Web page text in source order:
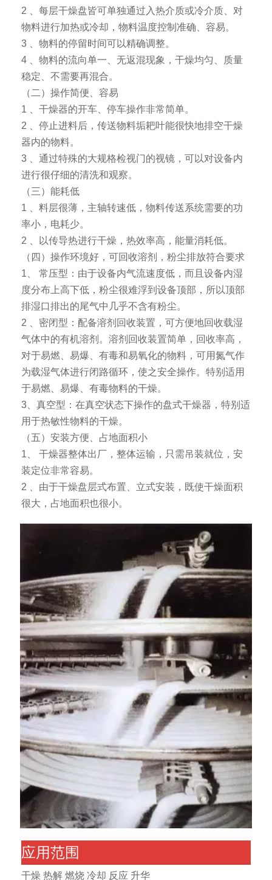
2 、每层干燥盘皆可单独通过入热介质或冷介质、对
物料进行加热或冷却，物料温度控制准确、容易。
3 、物料的停留时间可以精确调整。
4 、物料的流向单一、无返混现象，干燥均匀、质量
稳定、不需要再混合。
（二）操作简便、容易
1 、干燥器的开车、停车操作非常简单。
2 、停止进料后，传送物料垢耙叶能很快地排空干燥
器内的物料。
3 、通过特殊的大规格检视门的视镜，可以对设备内
进行很仔细的清洗和观察。
（三）能耗低
1 、料层很薄，主轴转速低，物料传送系统需要的功
率小，电耗少。
2 、以传导热进行干燥，热效率高，能量消耗低。
（四）操作环境好，可回收溶剂，粉尘排放符合要求
1、 常压型：由于设备内气流速度低，而且设备内湿
度分布上高下低，粉尘很难浮到设备顶部，所以顶部
排湿口排出的尾气中几乎不含有粉尘。
2 、密闭型：配备溶剂回收装置，可方便地回收载湿
气体中的有机溶剂。溶剂回收装置简单，回收率高，
对于易燃、易爆、有毒和易氧化的物料，可用氮气作
为载湿气体进行闭路循环，使之安全操作。特别适用
于易燃、易爆、有毒物料的干燥。
3、真空型：在真空状态下操作的盘式干燥器，特别适
用于热敏性物料的干燥。
（五）安装方便、占地面积小
1、 干燥器整体出厂，整体运输，只需吊装就位，安
装定位非常容易。
2 、由于干燥盘层式布置、立式安装，既使干燥面积
很大，占地面积也很小。
应用范围
干燥 热解 燃烧 冷却 反应 升华